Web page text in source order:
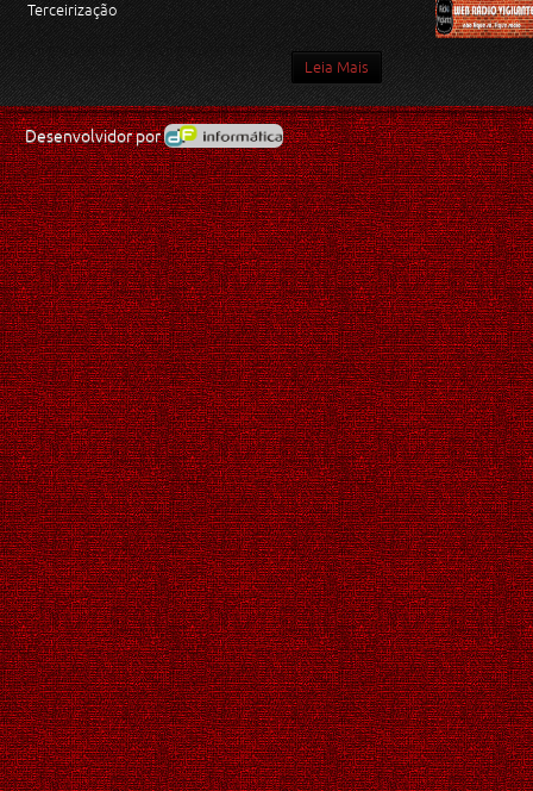
Terceirização
Leia Mais
Desenvolvidor por